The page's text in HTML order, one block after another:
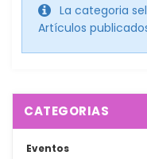
La categoria
Artículos
CATEGORIAS
Eventos